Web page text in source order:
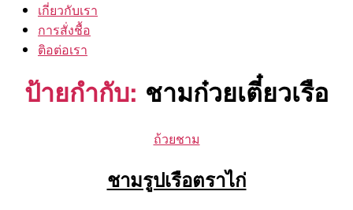
เกี่ยวกับเรา
การสั่งชื้อ
ติอต่อเรา
ป้ายกำกับ: ชามก๋วยเตี๋ยวเรือ
Categories
ถ้วยชาม
ชามรูปเรือตราไก่